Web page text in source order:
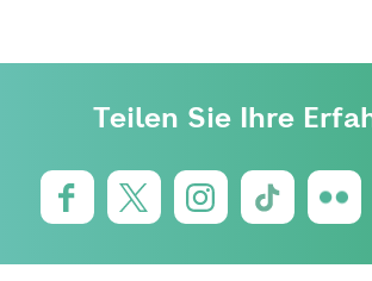
Teilen Sie Ihre